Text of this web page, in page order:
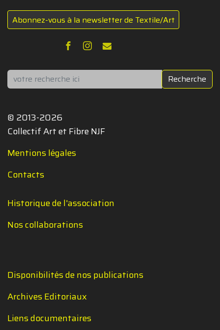
Abonnez-vous à la newsletter de Textile/Art
Rechercher Recherche
© 2013-2026
Collectif Art et Fibre NJF
Mentions légales
Contacts
Historique de l'association
Nos collaborations
Disponibilités de nos publications
Archives Editoriaux
Liens documentaires